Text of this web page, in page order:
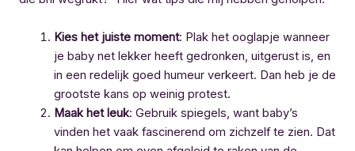
Kies het juiste moment: Plak het ooglapje wanneer
je baby net lekker heeft gedronken, uitgerust is, en
in een redelijk goed humeur verkeert. Dan heb je de
grootste kans op weinig protest.
Maak het leuk: Gebruik spiegels, want baby’s
vinden het vaak fascinerend om zichzelf te zien. Dat